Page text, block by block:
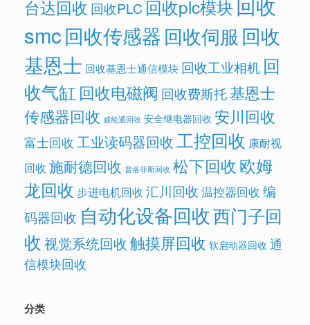
台达回收 回收PLC 回收plc模块
smc回收传感器回收伺服 回收
基恩士 回收基恩士通信模块 回收工业相机 回
收气缸 回收电磁阀 回收费斯托基恩士
传感器回收 威纶通回收 安全继电器回收 安川回收
富士回收 工业读码器回收工控回收 康耐视
回收 施耐德回收 普洛菲斯回收 松下回收欧姆
龙回收 步进电机回收 汇川回收 温控器回收 编
码器回收 自动化设备回收西门子回
收视觉系统回收触摸屏回收 软启动器回收 通
信模块回收
分类